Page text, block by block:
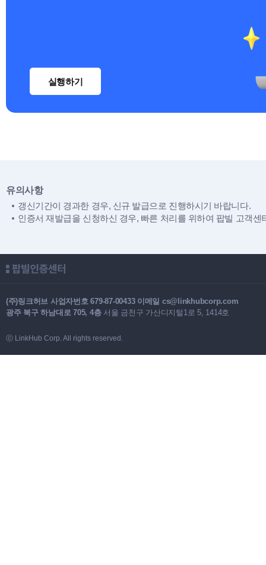
실행하기
유의사항
갱신기간이 경과한 경우, 신규 발급으로 진행하시기 바랍니다.
인증서 재발급을 신청하신 경우, 빠른 처리를 위하여 팝빌 고객센
(주)링크허브 사업자번호 679-87-00433 이메일 cs@linkhubcorp.com
광주 북구 하남대로 705, 4층서울 금천구 가산디지털1로 5, 1414호
ⓒ LinkHub Corp. All rights reserved.